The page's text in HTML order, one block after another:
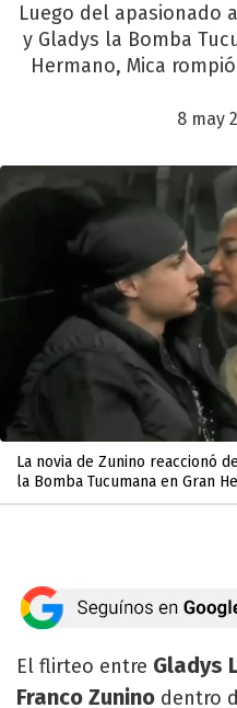
Luego del apasionado
y Gladys la Bomba
Hermano, Mica
8 may
La novia de Zunino reaccionó
la Bomba Tucumana en Gran
El flirteo entre Gladys
Franco Zunino dentro